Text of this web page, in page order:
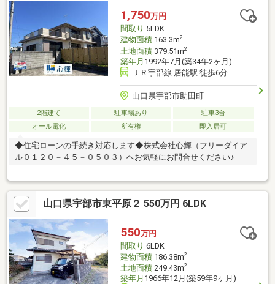
1,750万円
間取り 5LDK
建物面積163.3m2
土地面積379.51m2
築年月 1992年7月(築34年2ヶ月)
ＪＲ宇部線 居能駅 徒歩6分
山口県宇部市助田町
2階建て 駐車場あり
駐車3台
オール電化
所有権 即入居可
◆住宅ローンの手続き対応します◆株式会社心輝（フリーダイア
ル０１２０－４５－０５０３）へお気軽にお問合せください♪
山口県宇部市東平原２ 550万円 6LDK
550万円
間取り 6LDK
建物面積186.38m2
土地面積249.43m2
築年月 1966年12月(築59年9ヶ月)